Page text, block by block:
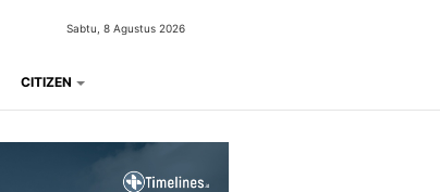
Sabtu, 8 Agustus 2026
CITIZEN